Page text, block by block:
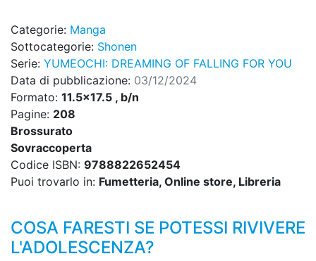
Categorie: Manga
Sottocategorie: Shonen
Serie: YUMEOCHI: DREAMING OF FALLING FOR YOU
Data di pubblicazione: 03/12/2024
Formato: 11.5x17.5 , b/n
Pagine: 208
Brossurato
Sovraccoperta
Codice ISBN: 9788822652454
Puoi trovarlo in: Fumetteria, Online store, Libreria
COSA FARESTI SE POTESSI RIVIVERE
L'ADOLESCENZA?